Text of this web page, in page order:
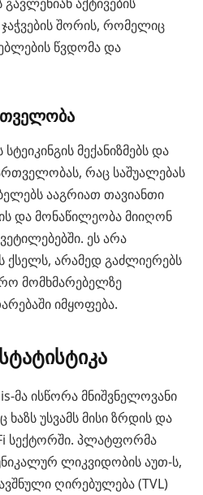
ჯაჭვების შორის, რომელიც
წვდომა და
მექანიზმებს და
რაც საშუალებას
ააგრიათ თავიანთი
და მონაწილეობა მიიღონ
ეს არა
არამედ გაძლიერებს
მომხმარებელზე
იმყოფება.
მა ისწორა მნიშვნელოვანი
ხაზს უსვამს მისი ზრდის და
სექტორში. პლატფორმა
ლიკვიდობის აუთ-ს,
ღირებულება (TVL)